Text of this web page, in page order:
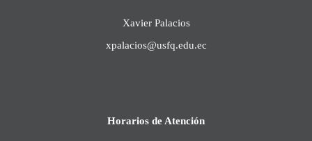
Xavier Palacios
xpalacios@usfq.edu.ec
Horarios de Atención